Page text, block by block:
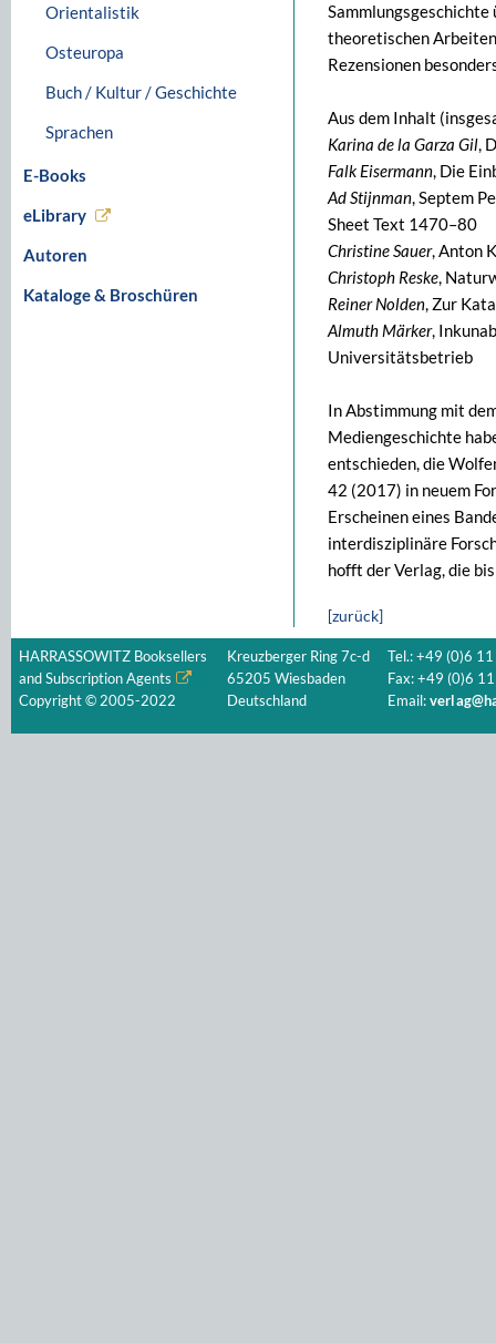
Orientalistik
Osteuropa
Buch / Kultur / Geschichte
Sprachen
E-Books
eLibrary
Autoren
Kataloge & Broschüren
theoretischen
Rezensionen
Aus dem Inhalt
Karina de la Garza Gil,
Falk Eisermann, Die
Ad Stijnman, Septem
Sheet Text 1470–80
Christine Sauer, Anton
Christoph Reske,
Reiner Nolden, Zur
Almuth Märker,
Universitätsbetrieb
In Abstimmung mit
Mediengeschichte
entschieden, die
42 (2017) in neuem
Erscheinen eines
interdisziplinäre
hofft der Verlag, die
[zurück]
HARRASSOWITZ Booksellers
and Subscription Agents
Copyright © 2005-2022
Kreuzberger Ring 7c-d
65205 Wiesbaden
Deutschland
Tel.: +49 (0)6
Fax: +49 (0)6
Email: